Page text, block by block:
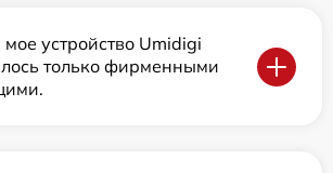
устройство Umidigi
только фирменными